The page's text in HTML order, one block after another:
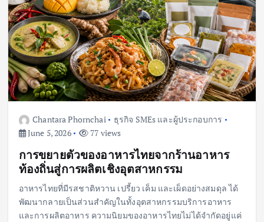
Chantara Phornchai
ธุรกิจ SMEs และผู้ประกอบการ
June 5, 2026
77 views
การขยายตัวของอาหารไทยจากร้านอาหาร
ท้องถิ่นสู่การผลิตเชิงอุตสาหกรรม
อาหารไทยที่มีรสชาติหวาน เปรี้ยว เค็ม และเผ็ดอย่างสมดุล ได้
พัฒนากลายเป็นส่วนสำคัญในทั้งอุตสาหกรรมบริการอาหาร
และการผลิตอาหาร ความนิยมของอาหารไทยไม่ได้จำกัดอยู่แค่